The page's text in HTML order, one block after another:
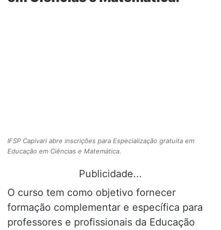
IFSP Capivari abre inscrições para Especialização gratuita em
Educação em Ciências e Matemática.
Publicidade...
O curso tem como objetivo fornecer
formação complementar e específica para
professores e profissionais da Educação